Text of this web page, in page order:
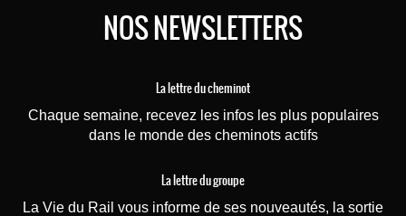
NOS NEWSLETTERS
La lettre du cheminot
Chaque semaine, recevez les infos les plus populaires
dans le monde des cheminots actifs
La lettre du groupe
La Vie du Rail vous informe de ses nouveautés, la sortie